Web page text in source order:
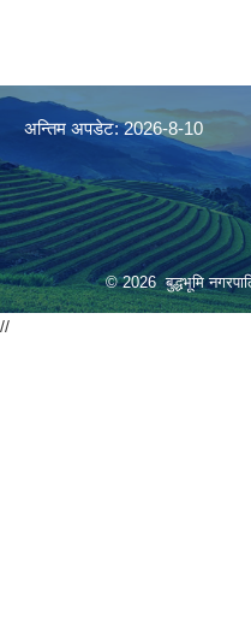
अन्तिम अपडेट: 2026-8-10
© 2026 बुद्धभूमि
//